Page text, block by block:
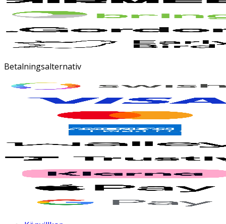
Betalningsalternativ